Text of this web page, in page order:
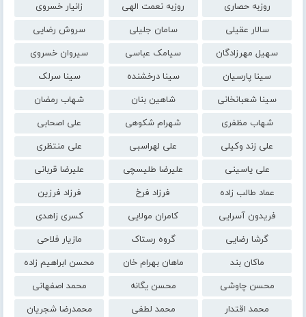
روزبه حصاری
روزبه نعمت الهی
زانیار خسروی
سالار عقیلی
سامان جلیلی
سروش رضایی
سهیل مهرزادگان
سیامک عباسی
سیروان خسروی
سینا پارسیان
سینا درخشنده
سینا سرلک
سینا شعبانخانی
شاهین بنان
شهاب رمضان
شهاب مظفری
شهرام شکوهی
علی اصحابی
علی زند وکیلی
علی لهراسبی
علی منتظری
علی یاسینی
علیرضا طلیسچی
علیرضا قربانی
عماد طالب زاده
فرزاد فرخ
فرزاد فرزین
فریدون آسرایی
کامران مولایی
کسری زاهدی
گرشا رضایی
گروه رستاک
مازیار فلاحی
ماکان بند
ماهان بهرام خان
محسن ابراهیم زاده
محسن چاوشی
محسن یگانه
محمد اصفهانی
محمد اقتدار
محمد لطفی
محمدرضا شجریان